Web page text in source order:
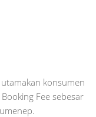
konsumen
Fee sebesar